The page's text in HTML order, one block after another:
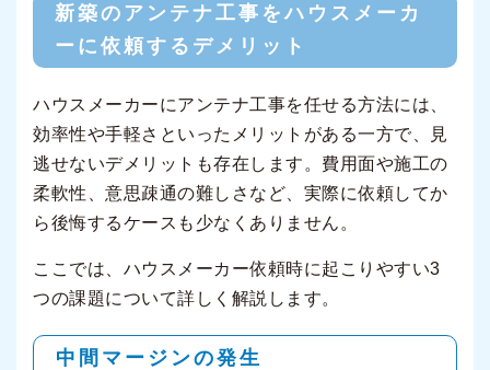
新築のアンテナ工事をハウスメーカ
ーに依頼するデメリット
ハウスメーカーにアンテナ工事を任せる方法には、
効率性や手軽さといったメリットがある一方で、見
逃せないデメリットも存在します。費用面や施工の
柔軟性、意思疎通の難しさなど、実際に依頼してか
ら後悔するケースも少なくありません。
ここでは、ハウスメーカー依頼時に起こりやすい3
つの課題について詳しく解説します。
中間マージンの発生